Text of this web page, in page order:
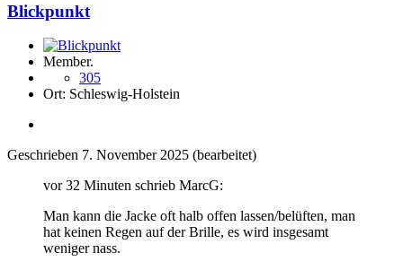
Blickpunkt
Member.
305
Ort: Schleswig-Holstein
Geschrieben 7. November 2025 (bearbeitet)
vor 32 Minuten schrieb MarcG:
Man kann die Jacke oft halb offen lassen/belüften, man
hat keinen Regen auf der Brille, es wird insgesamt
weniger nass.